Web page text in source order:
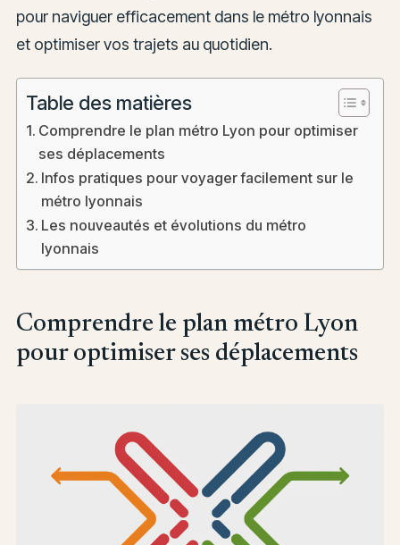
pour naviguer efficacement dans le métro lyonnais
et optimiser vos trajets au quotidien.
Table des matières
Comprendre le plan métro Lyon pour optimiser
ses déplacements
Infos pratiques pour voyager facilement sur le
métro lyonnais
Les nouveautés et évolutions du métro
lyonnais
Comprendre le plan métro Lyon
pour optimiser ses déplacements